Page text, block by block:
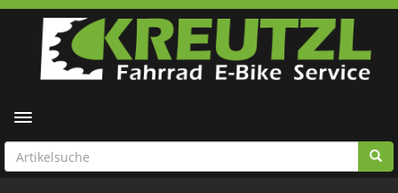
Toggle navigation